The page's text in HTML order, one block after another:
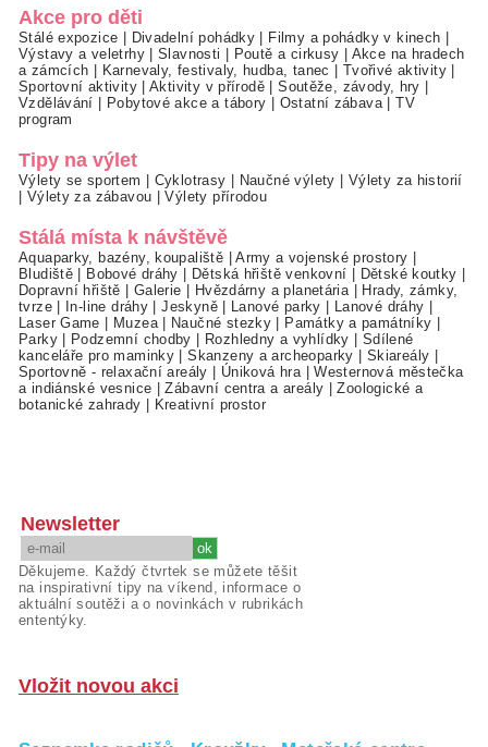
Akce pro děti
Stálé expozice | Divadelní pohádky | Filmy a pohádky v kinech |
Výstavy a veletrhy|Slavnosti | Poutě a cirkusy | Akce na hradech
a zámcích | Karnevaly, festivaly, hudba, tanec | Tvořivé aktivity |
Sportovní aktivity|Aktivity v přírodě |Soutěže, závody, hry |
Vzdělávání | Pobytové akce a tábory | Ostatní zábava |TV
program
Tipy na výlet
Výlety se sportem | Cyklotrasy | Naučné výlety | Výlety za historií
| Výlety za zábavou |Výlety přírodou
Stálá místa k návštěvě
Aquaparky, bazény, koupaliště |Army a vojenské prostory |
Bludiště | Bobové dráhy | Dětská hřiště venkovní | Dětské koutky |
Dopravní hřiště | Galerie | Hvězdárny a planetária | Hrady, zámky,
tvrze| In-line dráhy |Jeskyně| Lanové parky | Lanové dráhy |
Laser Game | Muzea| Naučné stezky | Památky a památníky |
Parky| Podzemní chodby | Rozhledny a vyhlídky | Sdílené
kanceláře pro maminky |Skanzeny a archeoparky | Skiareály |
Sportovně - relaxační areály | Úniková hra |Westernová městečka
a indiánské vesnice |Zábavní centra a areály |Zoologické a
botanické zahrady | Kreativní prostor
Newsletter
Děkujeme. Každý čtvrtek se můžete těšit
na inspirativní tipy na víkend, informace o
aktuální soutěži a o novinkách v rubrikách
ententýky.
Vložit novou akci